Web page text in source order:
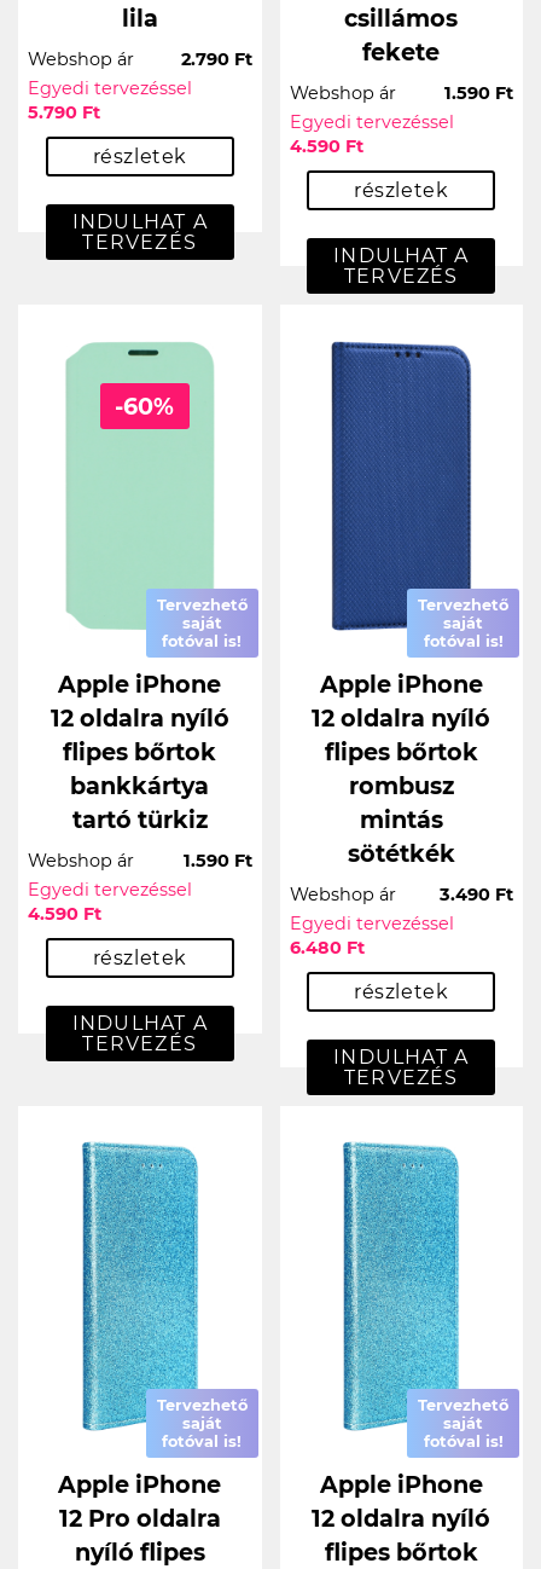
lila
Webshop ár
2.790 Ft
Egyedi tervezéssel
5.790 Ft
részletek
INDULHAT A
TERVEZÉS
csillámos
fekete
Webshop ár
1.590 Ft
Egyedi tervezéssel
4.590 Ft
részletek
INDULHAT A
TERVEZÉS
-60%
Tervezhető
saját
fotóval is!
Apple iPhone
12 oldalra nyíló
flipes bőrtok
bankkártya
tartó türkiz
Webshop ár
1.590 Ft
Egyedi tervezéssel
4.590 Ft
részletek
INDULHAT A
TERVEZÉS
Tervezhető
saját
fotóval is!
Apple iPhone
12 oldalra nyíló
flipes bőrtok
rombusz
mintás
sötétkék
Webshop ár
3.490 Ft
Egyedi tervezéssel
6.480 Ft
részletek
INDULHAT A
TERVEZÉS
Tervezhető
saját
fotóval is!
Apple iPhone
12 Pro oldalra
nyíló flipes
Tervezhető
saját
fotóval is!
Apple iPhone
12 oldalra nyíló
flipes bőrtok